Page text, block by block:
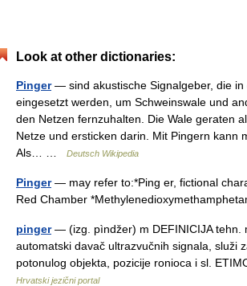
Look at other dictionaries:
Pinger— sind akustische Signalgeber, die in
eingesetzt werden, um Schweinswale und
den Netzen fernzuhalten. Die Wale geraten
Netze und ersticken darin. Mit Pingern kann
Als… …
Deutsch Wikipedia
Pinger— may refer to:*Ping er, fictional
Red Chamber
pinger— (izg. pìndžer) m DEFINICIJA tehn.
automatski davač ultrazvučnih signala, služi
potonulog objekta, pozicije ronioca i sl.
Hrvatski jezični portal